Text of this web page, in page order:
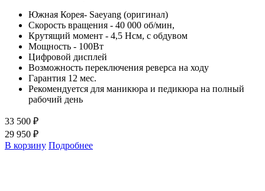
Южная Корея- Saeyang (оригинал)
Скорость вращения - 40 000 об/мин,
Крутящий момент - 4,5 Нсм, с обдувом
Мощность - 100Вт
Цифровой дисплей
Возможность переключения реверса на ходу
Гарантия 12 мес.
Рекомендуется для маникюра и педикюра на полный
рабочий день
33 500 ₽
29 950 ₽
В корзину Подробнее